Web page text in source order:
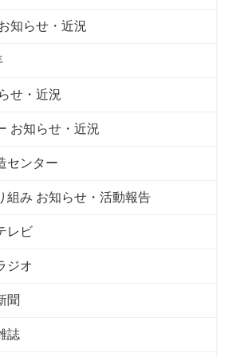
知らせ・近況
せ・近況
お知らせ・近況
センター
組み お知らせ・活動報告
レビ
ジオ
聞
誌